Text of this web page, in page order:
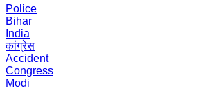
Police
Bihar
India
कांग्रेस
Accident
Congress
Modi